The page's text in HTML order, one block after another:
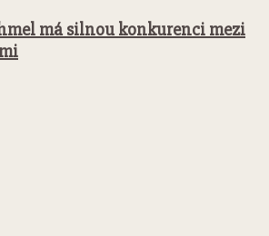
má silnou konkurenci mezi